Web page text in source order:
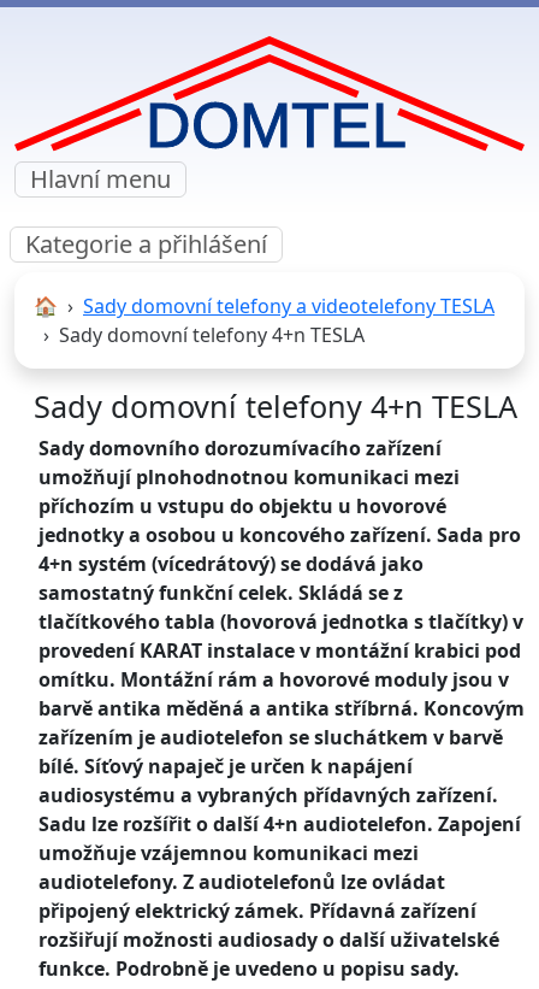
Hlavní menu
Kategorie a přihlášení
🏠︎
Sady domovní telefony a videotelefony TESLA
Sady domovní telefony 4+n TESLA
Sady domovní telefony 4+n TESLA
Sady domovního dorozumívacího zařízení
umožňují plnohodnotnou komunikaci mezi
příchozím u vstupu do objektu u hovorové
jednotky a osobou u koncového zařízení. Sada pro
4+n systém (vícedrátový) se dodává jako
samostatný funkční celek. Skládá se z
tlačítkového tabla (hovorová jednotka s tlačítky) v
provedení KARAT instalace v montážní krabici pod
omítku. Montážní rám a hovorové moduly jsou v
barvě antika měděná a antika stříbrná. Koncovým
zařízením je audiotelefon se sluchátkem v barvě
bílé. Síťový napaječ je určen k napájení
audiosystému a vybraných přídavných zařízení.
Sadu lze rozšířit o další 4+n audiotelefon. Zapojení
umožňuje vzájemnou komunikaci mezi
audiotelefony. Z audiotelefonů lze ovládat
připojený elektrický zámek. Přídavná zařízení
rozšiřují možnosti audiosady o další uživatelské
funkce. Podrobně je uvedeno u popisu sady.